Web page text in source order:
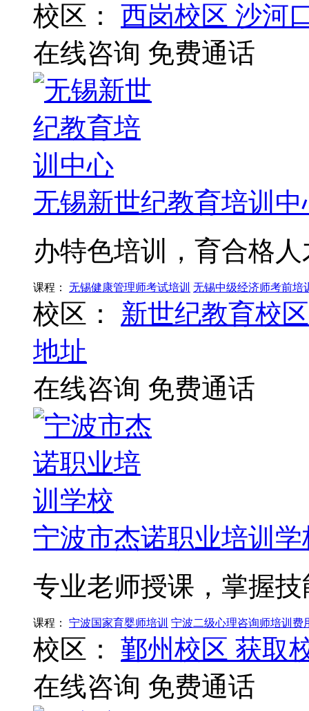
校区： 西岗校区 沙河
在线咨询 免费通话
无锡新世纪教育培训中
办特色培训，育合格人
课程： 无锡健康管理师考试培训 无锡中级经济师考前培
校区：
新世纪教育校
地址
在线咨询 免费通话
宁波市杰诺职业培训学
专业老师授课，掌握
课程： 宁波国家育婴师培训 宁波二级心理咨询师培训费
校区： 鄞州校区 获取
在线咨询 免费通话